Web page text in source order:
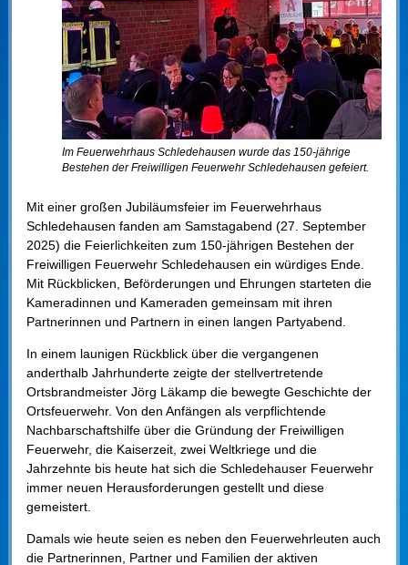
Im Feuerwehrhaus Schledehausen wurde das 150-jährige
Bestehen der Freiwilligen Feuerwehr Schledehausen gefeiert.
Mit einer großen Jubiläumsfeier im Feuerwehrhaus
Schledehausen fanden am Samstagabend (27. September
2025) die Feierlichkeiten zum 150-jährigen Bestehen der
Freiwilligen Feuerwehr Schledehausen ein würdiges Ende.
Mit Rückblicken, Beförderungen und Ehrungen starteten die
Kameradinnen und Kameraden gemeinsam mit ihren
Partnerinnen und Partnern in einen langen Partyabend.
In einem launigen Rückblick über die vergangenen
anderthalb Jahrhunderte zeigte der stellvertretende
Ortsbrandmeister Jörg Läkamp die bewegte Geschichte der
Ortsfeuerwehr. Von den Anfängen als verpflichtende
Nachbarschaftshilfe über die Gründung der Freiwilligen
Feuerwehr, die Kaiserzeit, zwei Weltkriege und die
Jahrzehnte bis heute hat sich die Schledehauser Feuerwehr
immer neuen Herausforderungen gestellt und diese
gemeistert.
Damals wie heute seien es neben den Feuerwehrleuten auch
die Partnerinnen, Partner und Familien der aktiven